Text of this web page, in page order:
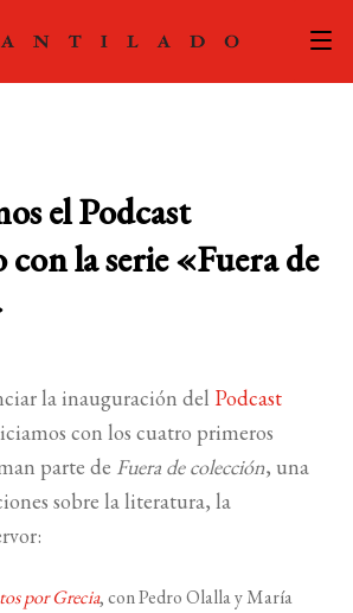
menú
ACTUALIDAD
el
hijo
FOREIGN RIGHTS
CONTACTO
BUSCAR
el Podcast
la serie «Fuera de
la inauguración del Podcast
con los cuatro primeros
parte de Fuera de colección, una
sobre la literatura, la
por Grecia, con Pedro Olalla y María